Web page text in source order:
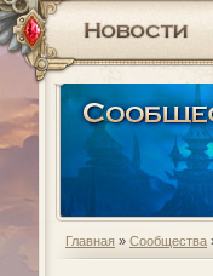
Главная » Сообщества